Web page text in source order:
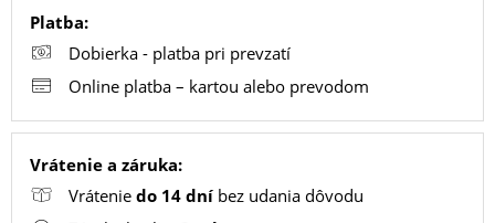
GAMING
AUTOPRÍSLUŠENSTVO
SMART
Platba:
Dobierka - platba pri prevzatí
Online platba – kartou alebo prevodom
Vrátenie a záruka:
Vrátenie do 14 dní bez udania dôvodu